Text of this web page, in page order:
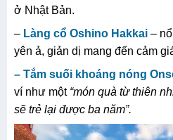
ở Nhật Bản.
– Làng cổ Oshino Hakkai –
yên ả, giản dị mang đến cảm
– Tắm suối khoáng nóng
ví như một “món quà từ thiên
sẽ trẻ lại được ba năm”.